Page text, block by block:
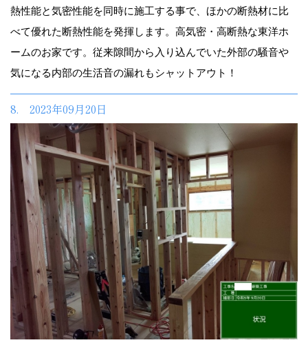
熱性能と気密性能を同時に施工する事で、ほかの断熱材に比
べて優れた断熱性能を発揮します。高気密・高断熱な東洋ホ
ームのお家です。従来隙間から入り込んでいた外部の騒音や
気になる内部の生活音の漏れもシャットアウト！
8. 2023年09月20日